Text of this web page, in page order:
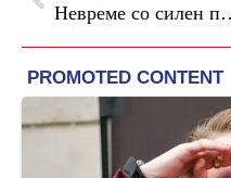
Невреме со силен